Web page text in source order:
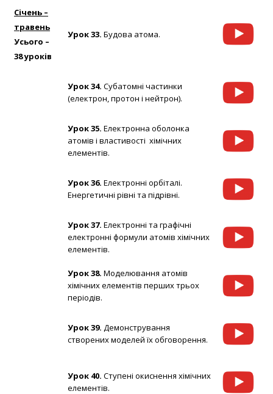
Січень –
травень
Усього –
38 уроків
Урок 33. Будова атома.
Урок 34. Субатомні частинки
(електрон, протон і нейтрон).
Урок 35. Електронна оболонка
атомів і властивості хімічних
елементів.
Урок 36. Електронні орбіталі.
Енергетичні рівні та підрівні.
Урок 37. Електронні та графічні
електронні формули атомів хімічних
елементів.
Урок 38. Моделювання атомів
хімічних елементів перших трьох
періодів.
Урок 39. Демонстрування
створених моделей їх обговорення.
Урок 40. Ступені окиснення хімічних
елементів.